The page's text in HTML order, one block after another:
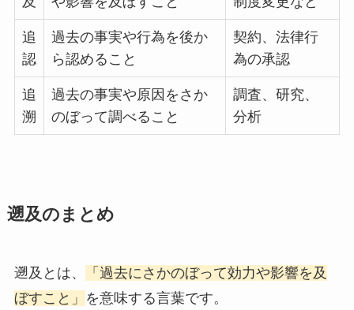
追
認
過去の事実や行為を後か
ら認めること
契約、法律行
為の承認
追
溯
過去の事実や原因をさか
のぼって調べること
調査、研究、
分析
遡及のまとめ
遡及とは、
「過去にさかのぼって効力や影響を及
ぼすこと」 を意味する言葉です。